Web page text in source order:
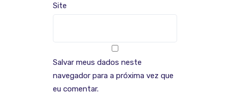
Site
Salvar meus dados neste
navegador para a próxima vez que
eu comentar.